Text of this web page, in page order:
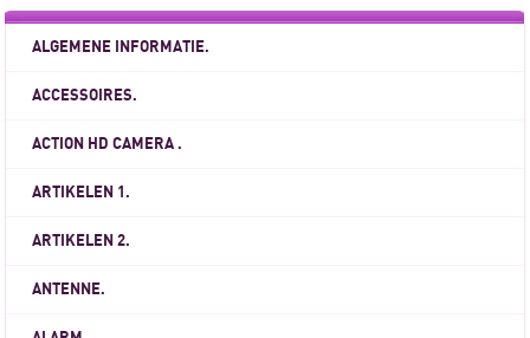
ALGEMENE INFORMATIE.
ACCESSOIRES.
ACTION HD CAMERA .
ARTIKELEN 1.
ARTIKELEN 2.
ANTENNE.